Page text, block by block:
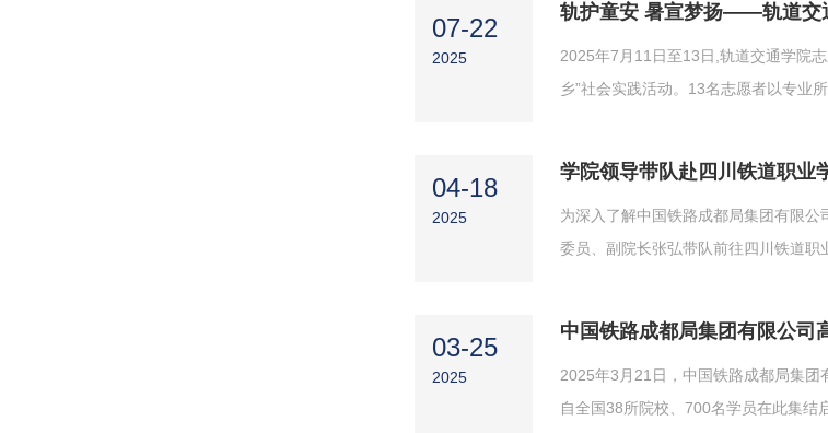
07-22
2025
轨护童安 暑宣梦扬——轨道交
2025年7月11日至13日,轨道交通学院
乡”社会实践活动。13名志愿者以专业
04-18
2025
学院领导带队赴四川铁道职业
为深入了解中国铁路成都局集团有限
委员、副院长张弘带队前往四川铁道
03-25
2025
中国铁路成都局集团有限公司
2025年3月21日，中国铁路成都局集团
自全国38所院校、700名学员在此集结